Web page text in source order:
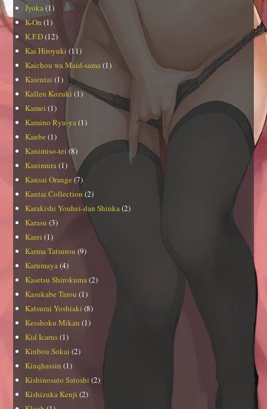
Jyoka(1)
K-On (1)
K.F.D(12)
Kai Hiroyuki (11)
Kaichou wa Maid-sama(1)
Kaientai (1)
Kallen Kozuki (1)
Kamei (1)
Kamino Ryu-ya(1)
Kanbe (1)
Kanimiso-tei (8)
Kanimura(1)
Kansai Orange (7)
Kantai Collection (2)
Karakishi Youhei-dan Shinka(2)
Karasu (3)
Karei (1)
Karma Tatsurou (9)
Karumaya(4)
Kasetsu Shirokuma(2)
Kasukabe Tarou (1)
Katsurai Yoshiaki (8)
Kesshoku Mikan (1)
Kid Icarus(1)
Kinbou Sokai (2)
Kinqhassin (1)
Kishinosato Satoshi (2)
Kishizuka Kenji (2)